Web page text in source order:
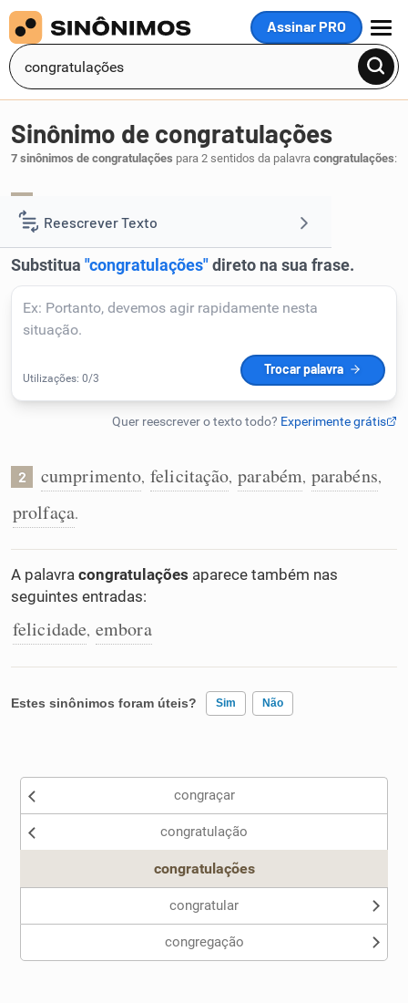
Assinar PRO
MENU
Reescrever Texto
Resumir Texto
Corrigir Texto
Detector de IA
Humanizador de IA
Cata-letras
Conexões
Caça-palavras
Sinônimo de congratulações
7 sinônimos de congratulações para 2 sentidos da palavra congratulações:
2 cumprimento, felicitação, parabém, parabéns,
prolfaça.
A palavra congratulações aparece também nas
seguintes entradas:
felicidade, embora
Estes sinônimos foram úteis? Sim Não
Nenhum dos sinônimos apresentados me ajudou
congraçar
congratulação
congratulações
congratular
congregação